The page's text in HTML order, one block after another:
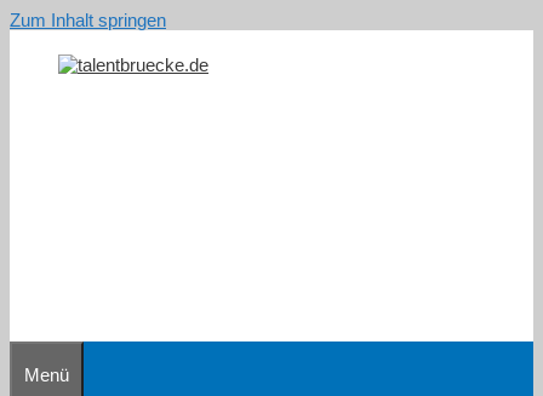
Zum Inhalt springen
Menü